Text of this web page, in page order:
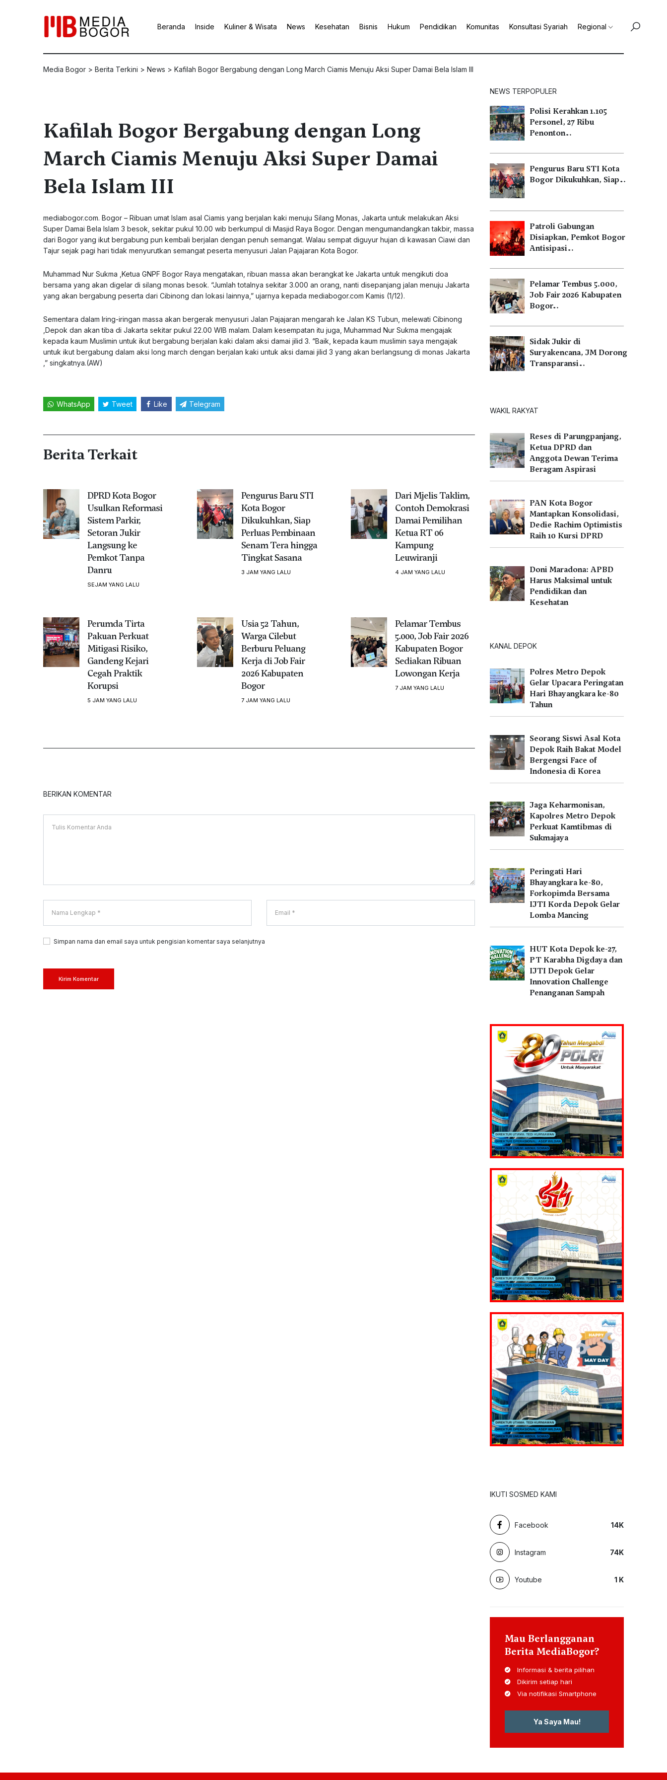
Beranda Inside Kuliner & Wisata News Kesehatan Bisnis Hukum Pendidikan Komunitas Konsultasi Syariah Regional
Media Bogor > Berita Terkini > News > Kafilah Bogor Bergabung dengan Long March Ciamis Menuju Aksi Super Damai Bela Islam III
Kafilah Bogor Bergabung dengan Long
March Ciamis Menuju Aksi Super Damai
Bela Islam III
mediabogor.com. Bogor – Ribuan umat Islam asal Ciamis yang berjalan kaki menuju Silang Monas, Jakarta untuk melakukan Aksi
Super Damai Bela Islam 3 besok, sekitar pukul 10.00 wib berkumpul di Masjid Raya Bogor. Dengan mengumandangkan takbir, massa
dari Bogor yang ikut bergabung pun kembali berjalan dengan penuh semangat. Walau sempat diguyur hujan di kawasan Ciawi dan
Tajur sejak pagi hari tidak menyurutkan semangat peserta menyusuri Jalan Pajajaran Kota Bogor.
Muhammad Nur Sukma ,Ketua GNPF Bogor Raya mengatakan, ribuan massa akan berangkat ke Jakarta untuk mengikuti doa
bersama yang akan digelar di silang monas besok. “Jumlah totalnya sekitar 3.000 an orang, nanti disepanjang jalan menuju Jakarta
yang akan bergabung peserta dari Cibinong dan lokasi lainnya,” ujarnya kepada mediabogor.com Kamis (1/12).
Sementara dalam Iring-iringan massa akan bergerak menyusuri Jalan Pajajaran mengarah ke Jalan KS Tubun, melewati Cibinong
,Depok dan akan tiba di Jakarta sekitar pukul 22.00 WIB malam. Dalam kesempatan itu juga, Muhammad Nur Sukma mengajak
kepada kaum Muslimin untuk ikut bergabung berjalan kaki dalam aksi damai jilid 3. “Baik, kepada kaum muslimin saya mengajak
untuk ikut bergabung dalam aksi long march dengan berjalan kaki untuk aksi damai jilid 3 yang akan berlangsung di monas Jakarta
,” singkatnya.(AW)
WhatsApp Tweet Like Telegram
Berita Terkait
DPRD Kota Bogor
Usulkan Reformasi
Sistem Parkir,
Setoran Jukir
Langsung ke
Pemkot Tanpa
Danru
SEJAM YANG LALU
Pengurus Baru STI
Kota Bogor
Dikukuhkan, Siap
Perluas Pembinaan
Senam Tera hingga
Tingkat Sasana
3 JAM YANG LALU
Dari Mjelis Taklim,
Contoh Demokrasi
Damai Pemilihan
Ketua RT 06
Kampung
Leuwiranji
4 JAM YANG LALU
Perumda Tirta
Pakuan Perkuat
Mitigasi Risiko,
Gandeng Kejari
Cegah Praktik
Korupsi
5 JAM YANG LALU
Usia 52 Tahun,
Warga Cilebut
Berburu Peluang
Kerja di Job Fair
2026 Kabupaten
Bogor
7 JAM YANG LALU
Pelamar Tembus
5.000, Job Fair 2026
Kabupaten Bogor
Sediakan Ribuan
Lowongan Kerja
7 JAM YANG LALU
BERIKAN KOMENTAR
Simpan nama dan email saya untuk pengisian komentar saya selanjutnya
Kirim Komentar
NEWS TERPOPULER
Polisi Kerahkan 1.105
Personel, 27 Ribu
Penonton…
Pengurus Baru STI Kota
Bogor Dikukuhkan, Siap…
Patroli Gabungan
Disiapkan, Pemkot Bogor
Antisipasi…
Pelamar Tembus 5.000,
Job Fair 2026 Kabupaten
Bogor…
Sidak Jukir di
Suryakencana, JM Dorong
Transparansi…
WAKIL RAKYAT
Reses di Parungpanjang,
Ketua DPRD dan
Anggota Dewan Terima
Beragam Aspirasi
PAN Kota Bogor
Mantapkan Konsolidasi,
Dedie Rachim Optimistis
Raih 10 Kursi DPRD
Doni Maradona: APBD
Harus Maksimal untuk
Pendidikan dan
Kesehatan
KANAL DEPOK
Polres Metro Depok
Gelar Upacara Peringatan
Hari Bhayangkara ke-80
Tahun
Seorang Siswi Asal Kota
Depok Raih Bakat Model
Bergengsi Face of
Indonesia di Korea
Jaga Keharmonisan,
Kapolres Metro Depok
Perkuat Kamtibmas di
Sukmajaya
Peringati Hari
Bhayangkara ke-80,
Forkopimda Bersama
IJTI Korda Depok Gelar
Lomba Mancing
HUT Kota Depok ke-27,
PT Karabha Digdaya dan
IJTI Depok Gelar
Innovation Challenge
Penanganan Sampah
IKUTI SOSMED KAMI
Facebook 14K
Instagram 74K
Youtube 1 K
Mau Berlangganan
Berita MediaBogor?
Informasi & berita pilihan
Dikirim setiap hari
Via notifikasi Smartphone
Ya Saya Mau!